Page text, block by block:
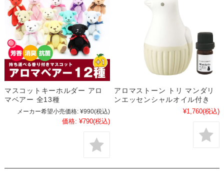
マスコットキーホルダー アロ
マベアー 全13種
メーカー希望小売価格: ¥990(税込)
価格: ¥790(税込)
アロマストーン トリ マンダリ
ンエッセンシャルオイル付き
¥1,760(税込)